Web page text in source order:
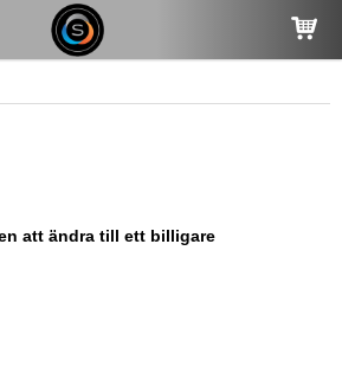
att ändra till ett billigare